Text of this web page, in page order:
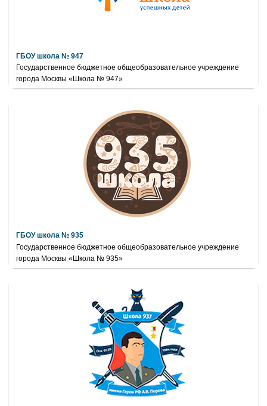
ГБОУ школа № 947
Государственное бюджетное общеобразовательное учреждение
города Москвы «Школа № 947»
ГБОУ школа № 935
Государственное бюджетное общеобразовательное учреждение
города Москвы «Школа № 935»